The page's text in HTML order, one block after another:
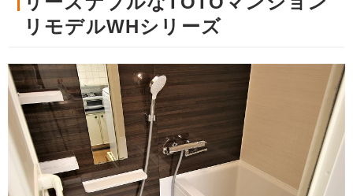
リモデルWHシリーズ